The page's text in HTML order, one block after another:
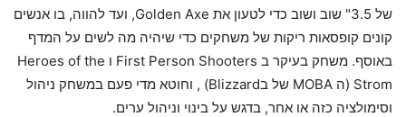
של 3.5" שוב ושוב כדי לטעון את Golden Axe, ועד להווה, בו אנשים
קונים קופסאות ריקות של משחקים כדי שיהיה מה לשים על המדף
באוסף. משחק בעיקר ב First Person Shooters ו Heroes of the
Strom (ה MOBA של בBlizzard) , וחוטא מדי פעם במשחק ניהול
וסימולציה כזה או אחר, בדגש על בינוי וניהול ערים.